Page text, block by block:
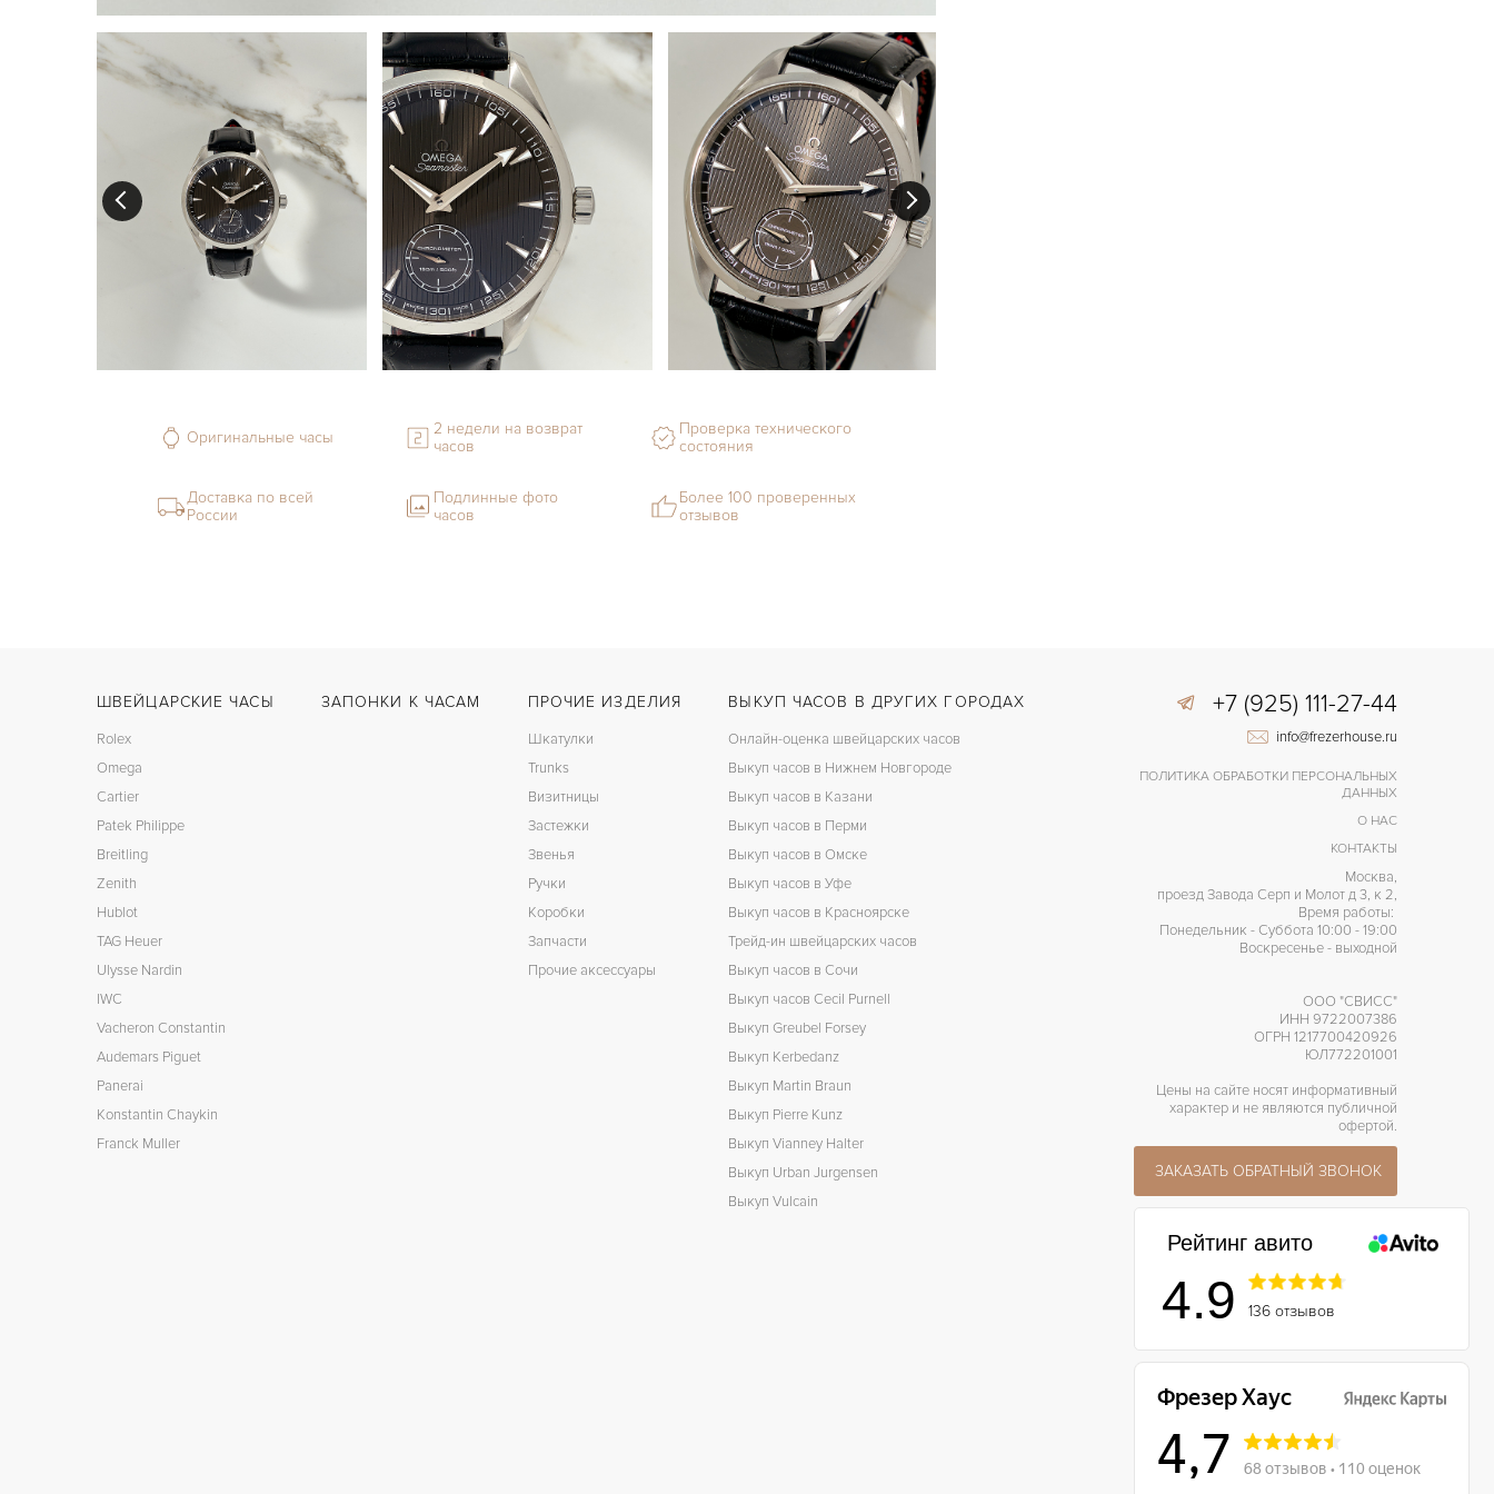
Оригинальные часы
2 недели на возврат
часов
Проверка технического
состояния
Доставка по всей
России
Подлинные фото
часов
Более 100 проверенных
отзывов
ШВЕЙЦАРСКИЕ ЧАСЫ
Rolex
Omega
Cartier
Patek Philippe
Breitling
Zenith
Hublot
TAG Heuer
Ulysse Nardin
IWC
Vacheron Constantin
Audemars Piguet
Panerai
Konstantin Chaykin
Franck Muller
ЗАПОНКИ К ЧАСАМ ПРОЧИЕ ИЗДЕЛИЯ
Шкатулки
Trunks
Визитницы
Застежки
Звенья
Ручки
Коробки
Запчасти
Прочие аксессуары
ВЫКУП ЧАСОВ В ДРУГИХ ГОРОДАХ
Онлайн-оценка швейцарских часов
Выкуп часов в Нижнем Новгороде
Выкуп часов в Казани
Выкуп часов в Перми
Выкуп часов в Омске
Выкуп часов в Уфе
Выкуп часов в Красноярске
Трейд-ин швейцарских часов
Выкуп часов в Сочи
Выкуп часов Cecil Purnell
Выкуп Greubel Forsey
Выкуп Kerbedanz
Выкуп Martin Braun
Выкуп Pierre Kunz
Выкуп Vianney Halter
Выкуп Urban Jurgensen
Выкуп Vulcain
+7 (925) 111-27-44
info@frezerhouse.ru
ПОЛИТИКА ОБРАБОТКИ ПЕРСОНАЛЬНЫХ
ДАННЫХ
О НАС
КОНТАКТЫ
Москва,
проезд Завода Серп и Молот д 3, к 2,
Время работы:
Понедельник - Суббота 10:00 - 19:00
Воскресенье - выходной
ООО "СВИСС"
ИНН 9722007386
ОГРН 1217700420926
ЮЛ772201001
Цены на сайте носят информативный
характер и не являются публичной
офертой.
ЗАКАЗАТЬ ОБРАТНЫЙ ЗВОНОК
Рейтинг авито
4.9 136 отзывов